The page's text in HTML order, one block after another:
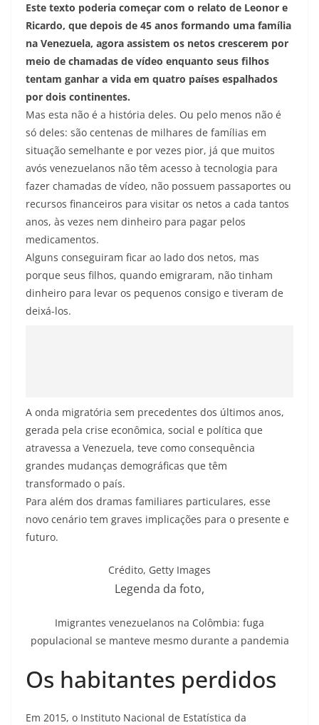
Este texto poderia começar com o relato de Leonor e
Ricardo, que depois de 45 anos formando uma família
na Venezuela, agora assistem os netos crescerem por
meio de chamadas de vídeo enquanto seus filhos
tentam ganhar a vida em quatro países espalhados
por dois continentes.
Mas esta não é a história deles. Ou pelo menos não é
só deles: são centenas de milhares de famílias em
situação semelhante e por vezes pior, já que muitos
avós venezuelanos não têm acesso à tecnologia para
fazer chamadas de vídeo, não possuem passaportes ou
recursos financeiros para visitar os netos a cada tantos
anos, às vezes nem dinheiro para pagar pelos
medicamentos.
Alguns conseguiram ficar ao lado dos netos, mas
porque seus filhos, quando emigraram, não tinham
dinheiro para levar os pequenos consigo e tiveram de
deixá-los.
A onda migratória sem precedentes dos últimos anos,
gerada pela crise econômica, social e política que
atravessa a Venezuela, teve como consequência
grandes mudanças demográficas que têm
transformado o país.
Para além dos dramas familiares particulares, esse
novo cenário tem graves implicações para o presente e
futuro.
Crédito, Getty Images
Legenda da foto,
Imigrantes venezuelanos na Colômbia: fuga
populacional se manteve mesmo durante a pandemia
Os habitantes perdidos
Em 2015, o Instituto Nacional de Estatística da